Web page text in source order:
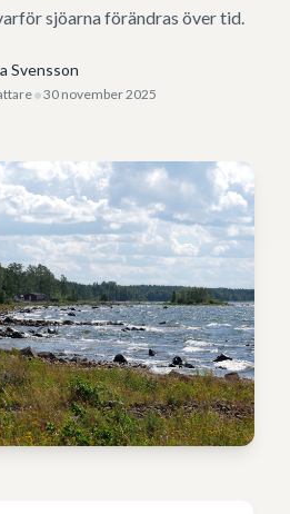
sjöarna förändras över tid.
Svensson
•30 november 2025